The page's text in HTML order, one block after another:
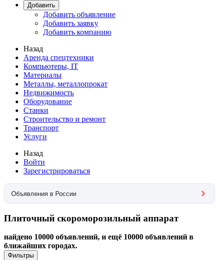
Добавить
Добавить объявление
Добавить заявку
Добавить компанию
Назад
Аренда спецтехники
Компьютеры, IT
Материалы
Металлы, металлопрокат
Недвижимость
Оборудование
Станки
Строительство и ремонт
Транспорт
Услуги
Назад
Войти
Зарегистрироваться
Объявления в России
Плиточный скороморозильный аппарат
найдено 10000 объявлений, и ещё 10000 объявлений в
ближайших городах.
Фильтры